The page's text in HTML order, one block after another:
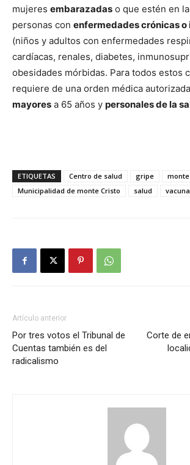
mujeres embarazadas o que estén en la
personas con enfermedades crónicas
(niños y adultos con enfermedades
cardíacas, renales, diabetes,
obesidades mórbidas. Para todos estos
requiere de una orden médica
mayores a 65 años y personales de la
ETIQUETAS Centro de salud gripe
Municipalidad de monte Cristo
salud
Artículo anterior
Por tres votos el Tribunal de
Cuentas también es del
radicalismo
Corte de